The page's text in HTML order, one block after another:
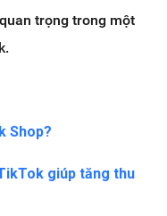
trọng trong một
Shop?
giúp tăng thu